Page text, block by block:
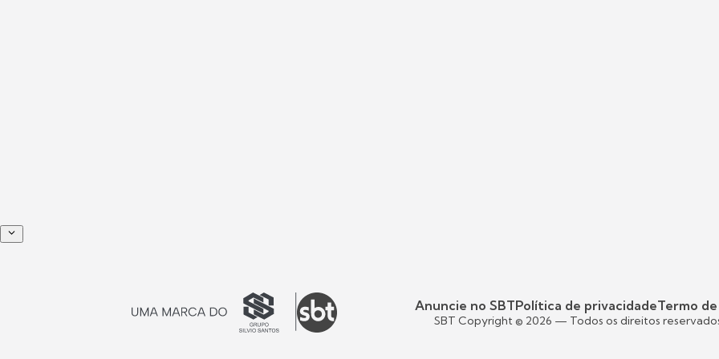
Anuncie no SBTPolítica de privacidadeTermo de
SBT Copyright © 2026 — Todos os direitos